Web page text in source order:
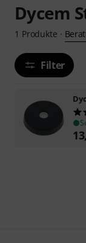
Dycem
1 Produkte ·
Filter